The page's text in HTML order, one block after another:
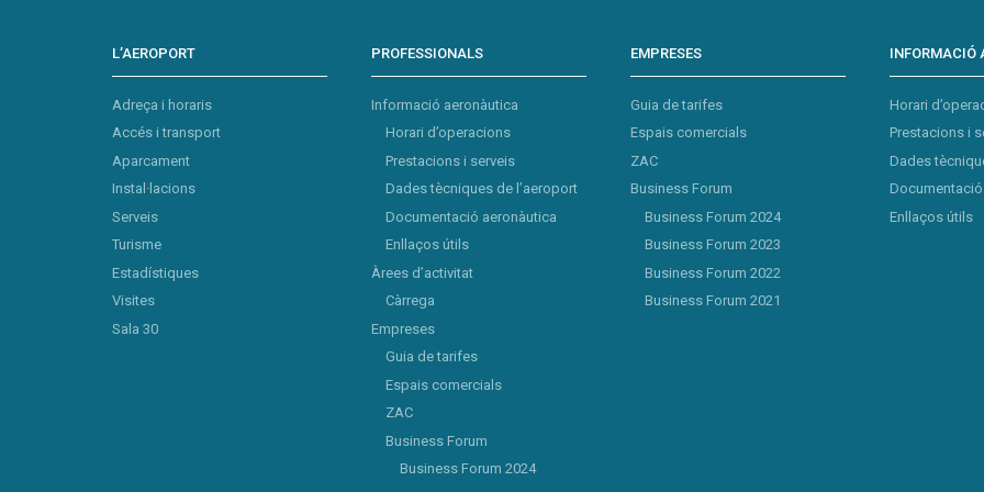
L’AEROPORT
Adreça i horaris
Accés i transport
Aparcament
Instal·lacions
Serveis
Turisme
Estadístiques
Visites
Sala 30
PROFESSIONALS
Informació aeronàutica
Horari d’operacions
Prestacions i serveis
Dades tècniques de l’aeroport
Documentació aeronàutica
Enllaços útils
Àrees d’activitat
Càrrega
Empreses
Guia de tarifes
Espais comercials
ZAC
Business Forum
Business Forum 2024
EMPRESES
Guia de tarifes
Espais comercials
ZAC
Business Forum
Business Forum 2024
Business Forum 2023
Business Forum 2022
Business Forum 2021
INFORMACIÓ
Horari
Prestacions i
Dades
Enllaços útils